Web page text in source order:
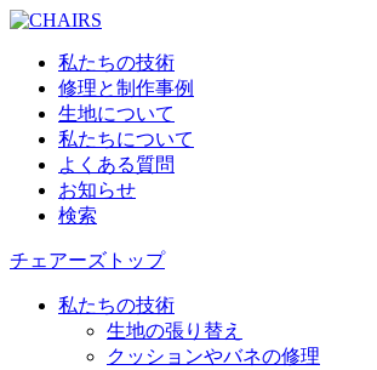
私たちの技術
修理と制作事例
生地について
私たちについて
よくある質問
お知らせ
検索
チェアーズトップ
私たちの技術
生地の張り替え
クッションやバネの修理